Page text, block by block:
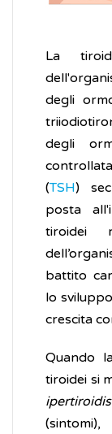
La
degli
degli
(TSH)
posta
tiroidei
battito
lo
crescita
Quando
tiroidei si